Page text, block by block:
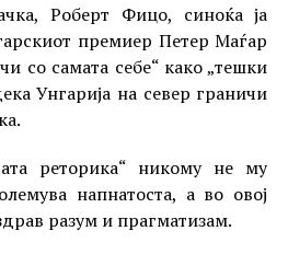
Роберт Фицо, синоќа ја
премиер Петер Маѓар
со самата себе“ како „тешки
Унгарија на север граничи
реторика“ никому не му
напнатоста, а во овој
разум и прагматизам.